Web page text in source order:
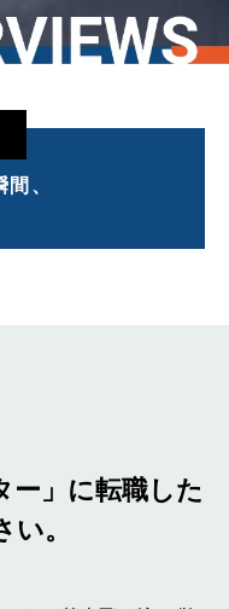
、
ー」に転職した
。